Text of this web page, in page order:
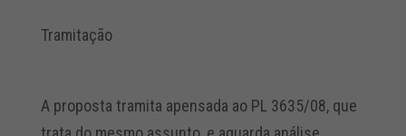
Tramitação
A proposta tramita apensada ao PL 3635/08, que